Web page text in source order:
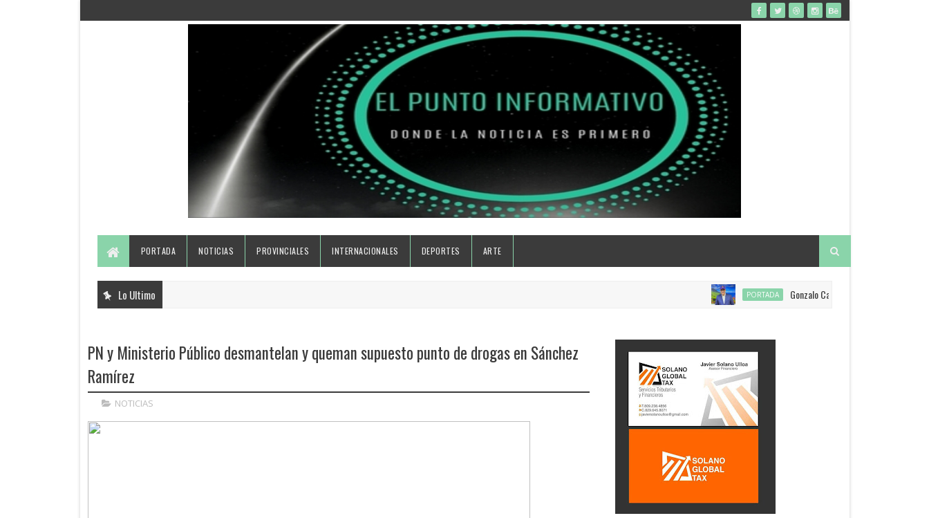
PORTADA NOTICIAS PROVINCIALES INTERNACIONALES DEPORTES ARTE
Lo Ultimo PORTADA Gonzalo Castillo anuncia restitución de
PN y Ministerio Público desmantelan y queman supuesto punto de drogas en Sánchez
Ramírez
NOTICIAS